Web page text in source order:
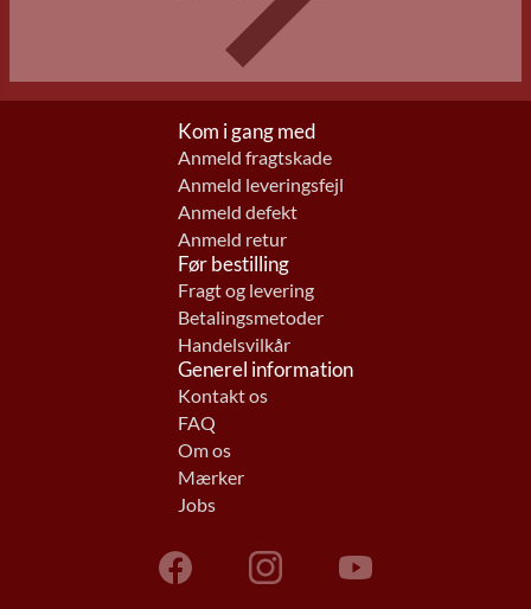
Kom i gang med
Anmeld fragtskade
Anmeld leveringsfejl
Anmeld defekt
Anmeld retur
Før bestilling
Fragt og levering
Betalingsmetoder
Handelsvilkår
Generel information
Kontakt os
FAQ
Om os
Mærker
Jobs